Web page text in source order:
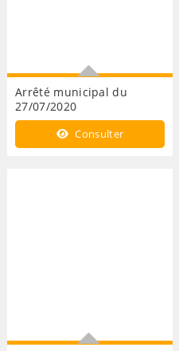
Arrêté municipal du
27/07/2020
Arrêté temporaire de
circulation pendant la durée
Consulter